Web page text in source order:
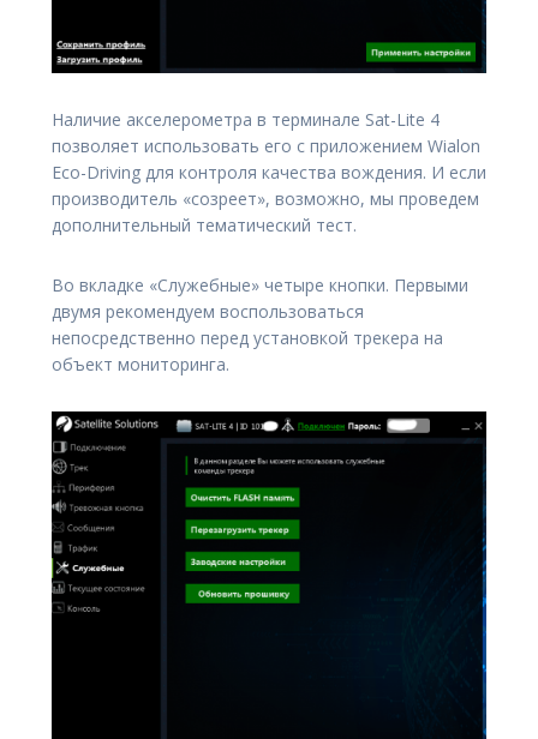
Наличие акселерометра в терминале Sat-Lite 4
позволяет использовать его с приложением Wialon
Eco-Driving для контроля качества вождения. И если
производитель «созреет», возможно, мы проведем
дополнительный тематический тест.
Во вкладке «Служебные» четыре кнопки. Первыми
двумя рекомендуем воспользоваться
непосредственно перед установкой трекера на
объект мониторинга.